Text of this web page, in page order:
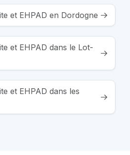
et EHPAD en Dordogne
et EHPAD dans le Lot-
et EHPAD dans les